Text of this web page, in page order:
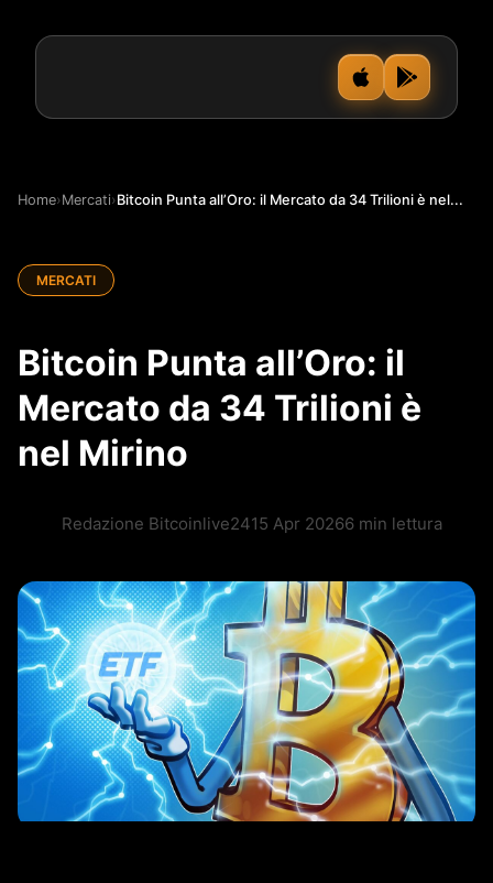
Home›Mercati›Bitcoin Punta all’Oro: il Mercato da 34 Trilioni è nel...
MERCATI
Bitcoin Punta all’Oro: il
Mercato da 34 Trilioni è
nel Mirino
Redazione Bitcoinlive2415 Apr 20266 min lettura